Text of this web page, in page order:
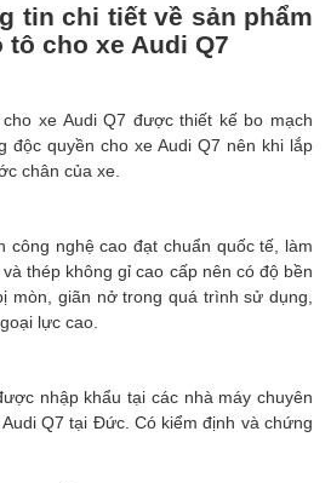
tin chi tiết về sản phẩm
cho xe Audi Q7
xe Audi Q7 được thiết kế bo mạch
độc quyền cho xe Audi Q7 nên khi lắp
chân của xe.
công nghệ cao đạt chuẩn quốc tế, làm
thép không gỉ cao cấp nên có độ bền
mòn, giãn nở trong quá trình sử dụng,
lực cao.
nhập khẩu tại các nhà máy chuyên
Q7 tại Đức. Có kiểm định và chứng